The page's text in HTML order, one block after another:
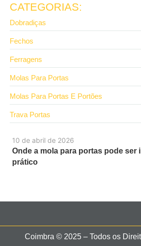
10 de abril de 2026
Onde a mola para portas pode ser
prático
CATEGORIAS:
Dobradiças
Fechos
Ferragens
Molas Para Portas
Molas Para Portas E Portões
Trava Portas
Coimbra © 2025 – Todos os